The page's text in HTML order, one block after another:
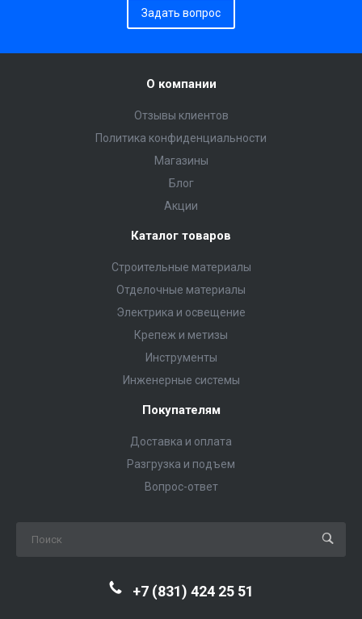
Задать вопрос
О компании
Отзывы клиентов
Политика конфиденциальности
Магазины
Блог
Акции
Каталог товаров
Строительные материалы
Отделочные материалы
Электрика и освещение
Крепеж и метизы
Инструменты
Инженерные системы
Покупателям
Доставка и оплата
Разгрузка и подъем
Вопрос-ответ
+7 (831) 424 25 51